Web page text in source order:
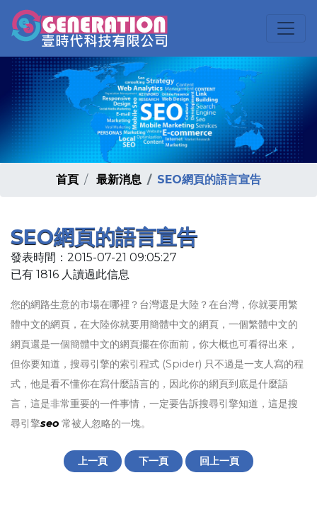
首頁 最新消息 SEO網頁的語言宣告
SEO網頁的語言宣告
發表時間：2015-07-21 09:05:27
已有 1816 人讀過此信息
您的網路生意的市場在哪裡？台灣還是大陸？在台灣，你就要用繁
體中文的網頁，在大陸你就要用簡體中文的網頁，一個繁體中文的
網頁還是一個簡體中文的網頁擺在你面前，你大概也可看得出來，
但你要知道，搜尋引擎的索引程式 (Spider) 只不過是一支人寫的程
式，他是看不懂你在寫什麼語言的，因此你的網頁到底是什麼語
言，這是非常重要的一件事情，一定要告訴搜尋引擎知道，這是搜
尋引擎seo 常被人忽略的一塊。
上一頁 下一頁 回上一頁